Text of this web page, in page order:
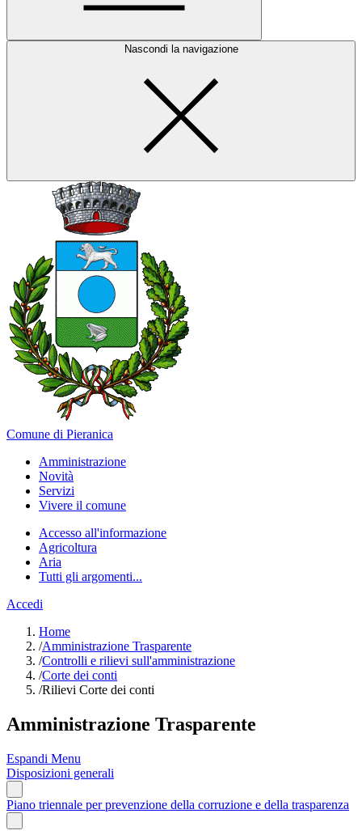
Nascondi la navigazione
Comune di Pieranica
Amministrazione
Novità
Servizi
Vivere il comune
Accesso all'informazione
Agricoltura
Aria
Tutti gli argomenti...
Accedi
Home
/Amministrazione Trasparente
/Controlli e rilievi sull'amministrazione
/Corte dei conti
/Rilievi Corte dei conti
Amministrazione Trasparente
Espandi Menu
Disposizioni generali
Piano triennale per prevenzione della corruzione e della trasparenza